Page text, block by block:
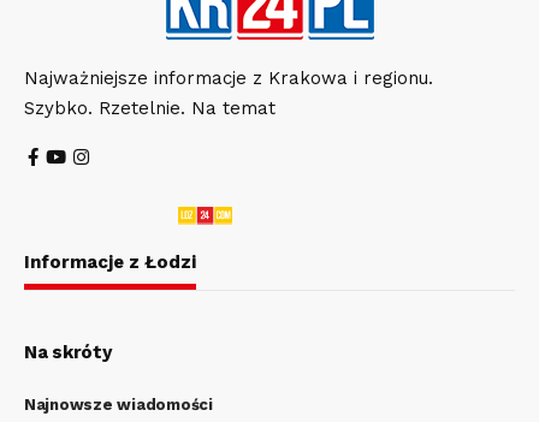
Najważniejsze informacje z Krakowa i regionu.
Szybko. Rzetelnie. Na temat
Informacje z Łodzi
Na skróty
Najnowsze wiadomości